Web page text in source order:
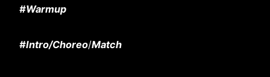
#Warmup
#Intro/Choreo/Match